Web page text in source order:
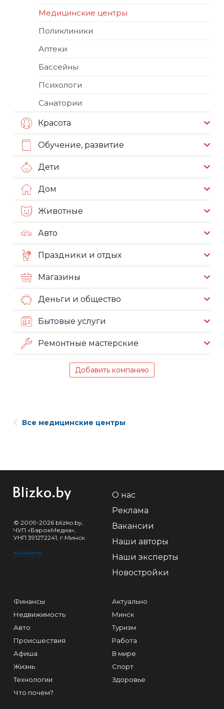
Медицинские центры
Поликлиники
Аптеки
Бассейны
Психологи
Санатории
Красота
Обучение, развитие
Дети
Дом
Животные
Авто
Праздники и отдых
Магазины
Деньги и общество
Бытовые услуги
Ремонтные мастерские
Добавить компанию
Все медицинские центры
© 2009-2026 blizko.by,
ЧУП «БарокМедиа»,
УНП 391272241, г.Минск
Контакты
О нас
Реклама
Вакансии
Наши авторы
Наши эксперты
Новостройки
Финансы
Недвижимость
Авто
Происшествия
Афиша
Жизнь
Технологии
Что почем?
Актуально
Минск
Туризм
Работа
В мире
Спорт
Здоровье